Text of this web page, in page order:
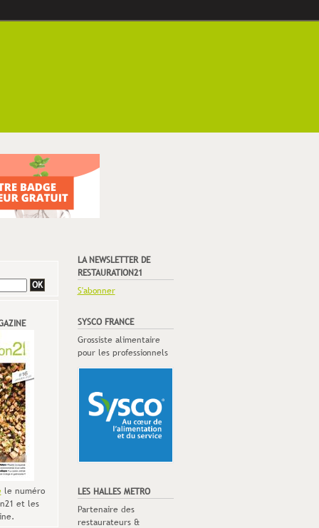
le numéro
et les
LA NEWSLETTER DE
RESTAURATION21
S'abonner
SYSCO FRANCE
Grossiste alimentaire
pour les professionnels
LES HALLES METRO
Partenaire des
restaurateurs &